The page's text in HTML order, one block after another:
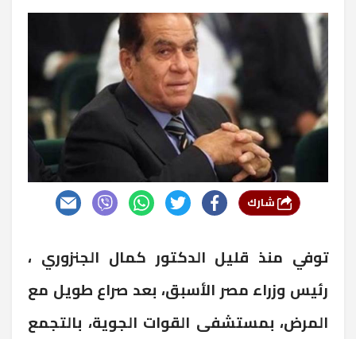
توفي منذ قليل الدكتور كمال الجنزوري ،
رئيس وزراء مصر الأسبق، بعد صراع طويل مع
المرض، بمستشفى القوات الجوية، بالتجمع